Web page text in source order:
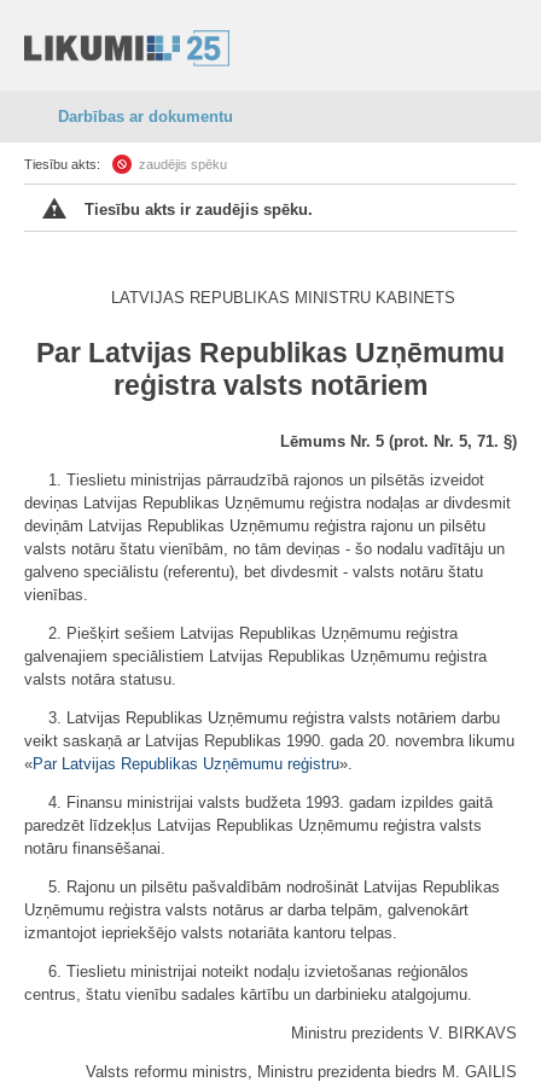
Darbības ar dokumentu
Tiesību akts: zaudējis spēku
Tiesību akts ir zaudējis spēku.
LATVIJAS REPUBLIKAS MINISTRU KABINETS
Par Latvijas Republikas Uzņēmumu
reģistra valsts notāriem
Lēmums Nr. 5 (prot. Nr. 5, 71. §)
1. Tieslietu ministrijas pārraudzībā rajonos un pilsētās izveidot
deviņas Latvijas Republikas Uzņēmumu reģistra nodaļas ar divdesmit
deviņām Latvijas Republikas Uzņēmumu reģistra rajonu un pilsētu
valsts notāru štatu vienībām, no tām deviņas - šo nodalu vadītāju un
galveno speciālistu (referentu), bet divdesmit - valsts notāru štatu
vienības.
2. Piešķirt sešiem Latvijas Republikas Uzņēmumu reģistra
galvenajiem speciālistiem Latvijas Republikas Uzņēmumu reģistra
valsts notāra statusu.
3. Latvijas Republikas Uzņēmumu reģistra valsts notāriem darbu
veikt saskaņā ar Latvijas Republikas 1990. gada 20. novembra likumu
«Par Latvijas Republikas Uzņēmumu reģistru».
4. Finansu ministrijai valsts budžeta 1993. gadam izpildes gaitā
paredzēt līdzekļus Latvijas Republikas Uzņēmumu reģistra valsts
notāru finansēšanai.
5. Rajonu un pilsētu pašvaldībām nodrošināt Latvijas Republikas
Uzņēmumu reģistra valsts notārus ar darba telpām, galvenokārt
izmantojot iepriekšējo valsts notariāta kantoru telpas.
6. Tieslietu ministrijai noteikt nodaļu izvietošanas reģionālos
centrus, štatu vienību sadales kārtību un darbinieku atalgojumu.
Ministru prezidents V. BIRKAVS
Valsts reformu ministrs, Ministru prezidenta biedrs M. GAILIS